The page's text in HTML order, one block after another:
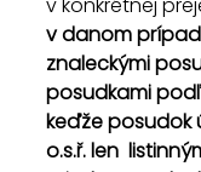
v danom
znaleckými
posudkami
keďže posudok
o.s.ř. len